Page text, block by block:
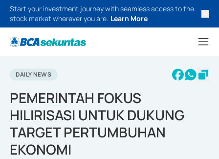
Start your investment journey with seamless access to the
stock market wherever you are. Learn More
DAILY NEWS
PEMERINTAH FOKUS
HILIRISASI UNTUK DUKUNG
TARGET PERTUMBUHAN
EKONOMI